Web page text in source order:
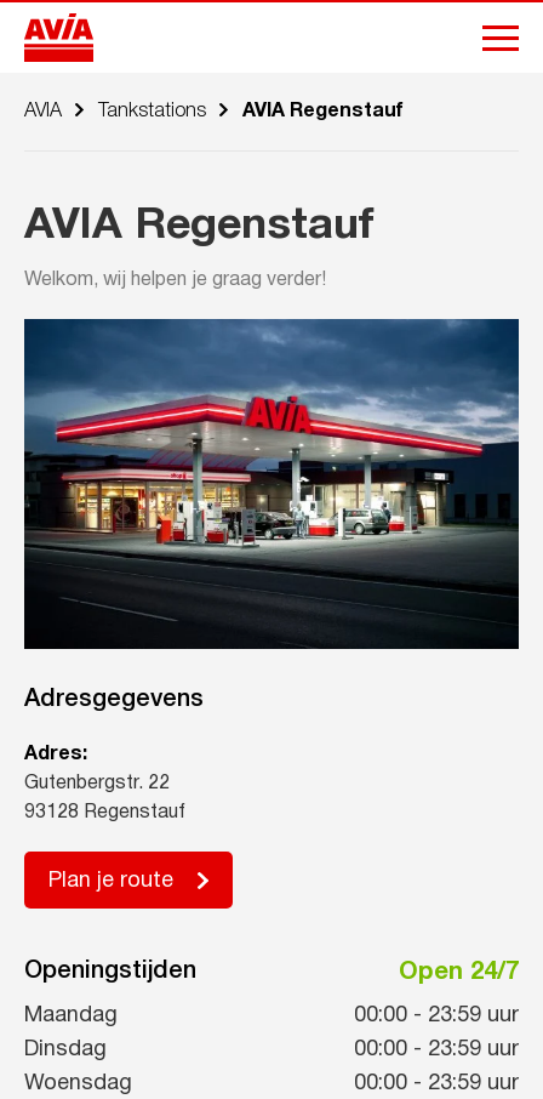
AVIA Tankstations AVIA Regenstauf
AVIA Regenstauf
Welkom, wij helpen je graag verder!
Adresgegevens
Adres:
Gutenbergstr. 22
93128 Regenstauf
Plan je route
Openingstijden Open 24/7
Maandag 00:00 - 23:59 uur
Dinsdag
00:00 - 23:59 uur
Woensdag
00:00 - 23:59 uur